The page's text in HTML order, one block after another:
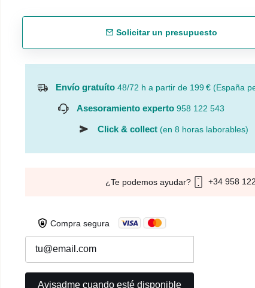
Solicitar un presupuesto
Envío gratuíto 48/72 h a partir de 199 € (España
Asesoramiento experto 958 122 543
Click & collect (en 8 horas laborables)
¿Te podemos ayudar? +34 958
Compra segura